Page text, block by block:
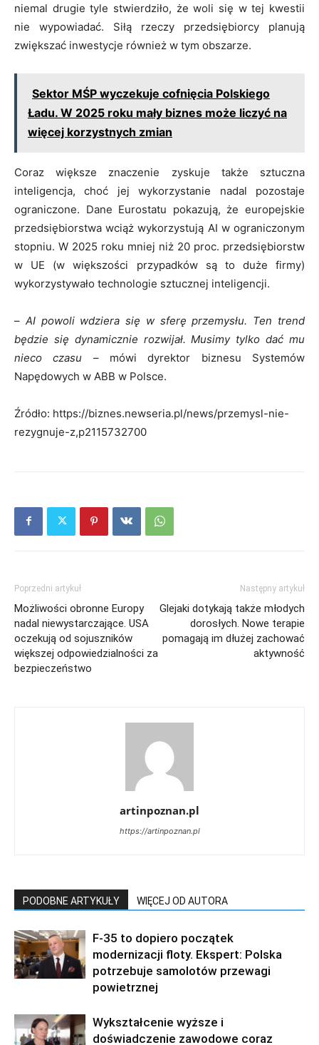
niemal drugie tyle stwierdziło, że woli się w tej kwestii
nie wypowiadać. Siłą rzeczy przedsiębiorcy planują
zwiększać inwestycje również w tym obszarze.
Sektor MŚP wyczekuje cofnięcia Polskiego
Ładu. W 2025 roku mały biznes może liczyć na
więcej korzystnych zmian
Coraz większe znaczenie zyskuje także sztuczna
inteligencja, choć jej wykorzystanie nadal pozostaje
ograniczone. Dane Eurostatu pokazują, że europejskie
przedsiębiorstwa wciąż wykorzystują AI w ograniczonym
stopniu. W 2025 roku mniej niż 20 proc. przedsiębiorstw
w UE (w większości przypadków są to duże firmy)
wykorzystywało technologie sztucznej inteligencji.
– AI powoli wdziera się w sferę przemysłu. Ten trend
będzie się dynamicznie rozwijał. Musimy tylko dać mu
nieco czasu – mówi dyrektor biznesu Systemów
Napędowych w ABB w Polsce.
Źródło: https://biznes.newseria.pl/news/przemysl-nie-
rezygnuje-z,p2115732700
Poprzedni artykuł
Możliwości obronne Europy
nadal niewystarczające. USA
oczekują od sojuszników
większej odpowiedzialności za
bezpieczeństwo
Następny artykuł
Glejaki dotykają także młodych
dorosłych. Nowe terapie
pomagają im dłużej zachować
aktywność
artinpoznan.pl
https://artinpoznan.pl
PODOBNE ARTYKUŁY WIĘCEJ OD AUTORA
F-35 to dopiero początek
modernizacji floty. Ekspert: Polska
potrzebuje samolotów przewagi
powietrznej
Wykształcenie wyższe i
doświadczenie zawodowe coraz